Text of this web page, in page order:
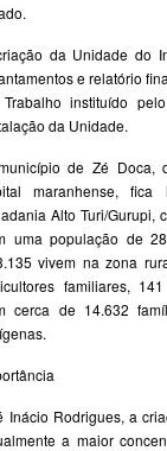
da Unidade do
e relatório
instituído
da Unidade.
de Zé Doca,
maranhense,
Alto Turi/Gurupi,
uma população de
vivem na zona
familiares,
cerca de 14.632
Rodrigues, a
a maior